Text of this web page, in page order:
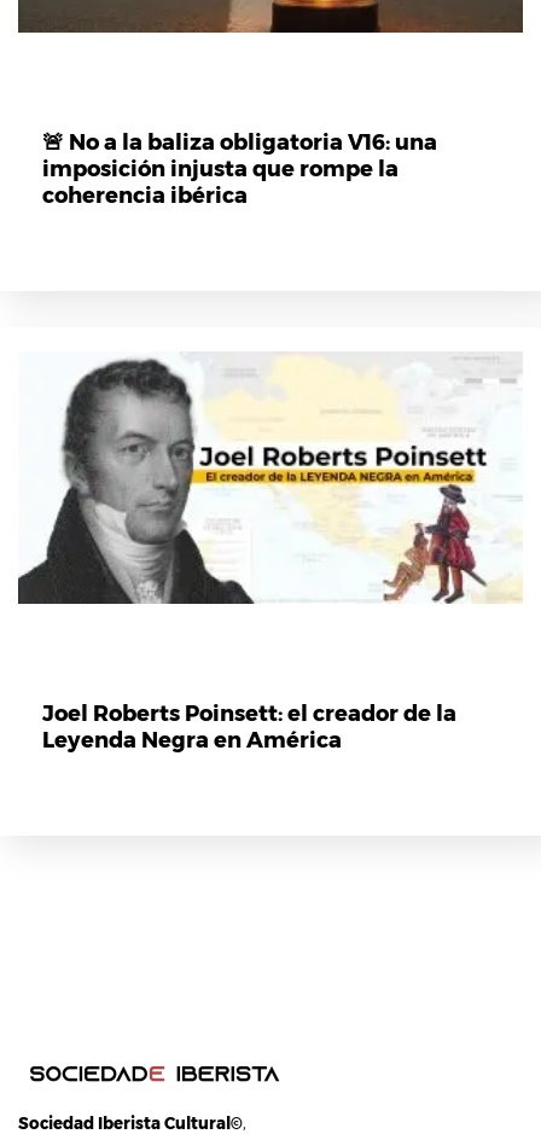
🚨 No a la baliza obligatoria V16: una
imposición injusta que rompe la
coherencia ibérica
Joel Roberts Poinsett: el creador de la
Leyenda Negra en América
Sociedad Iberista Cultural©,